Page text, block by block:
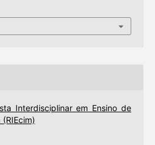
Interdisciplinar em Ensino de